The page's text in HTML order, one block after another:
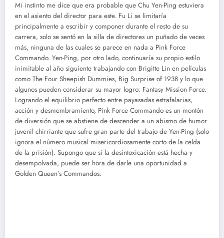
Mi instinto me dice que era probable que Chu Yen-Ping estuviera
en el asiento del director para este. Fu Li se limitaría
principalmente a escribir y componer durante el resto de su
carrera, solo se sentó en la silla de directores un puñado de veces
más, ninguna de las cuales se parece en nada a Pink Force
Commando. Yen-Ping, por otro lado, continuaría su propio estilo
inimitable al año siguiente trabajando con Brigitte Lin en películas
como The Four Sheepish Dummies, Big Surprise of 1938 y lo que
algunos pueden considerar su mayor logro: Fantasy Mission Force.
Logrando el equilibrio perfecto entre payasadas estrafalarias,
acción y desmembramiento, Pink Force Commando es un montón
de diversión que se abstiene de descender a un abismo de humor
juvenil chirriante que sufre gran parte del trabajo de Yen-Ping (solo
ignora el número musical misericordiosamente corto de la celda
de la prisión). Supongo que si la desintoxicación está hecha y
desempolvada, puede ser hora de darle una oportunidad a
Golden Queen’s Commandos.